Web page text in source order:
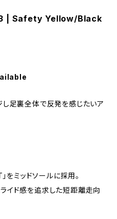
3 | Safety Yellow/Black
足裏全体で反発を感じたいア
をミッドソールに採用。
イド感を追求した短距離走向